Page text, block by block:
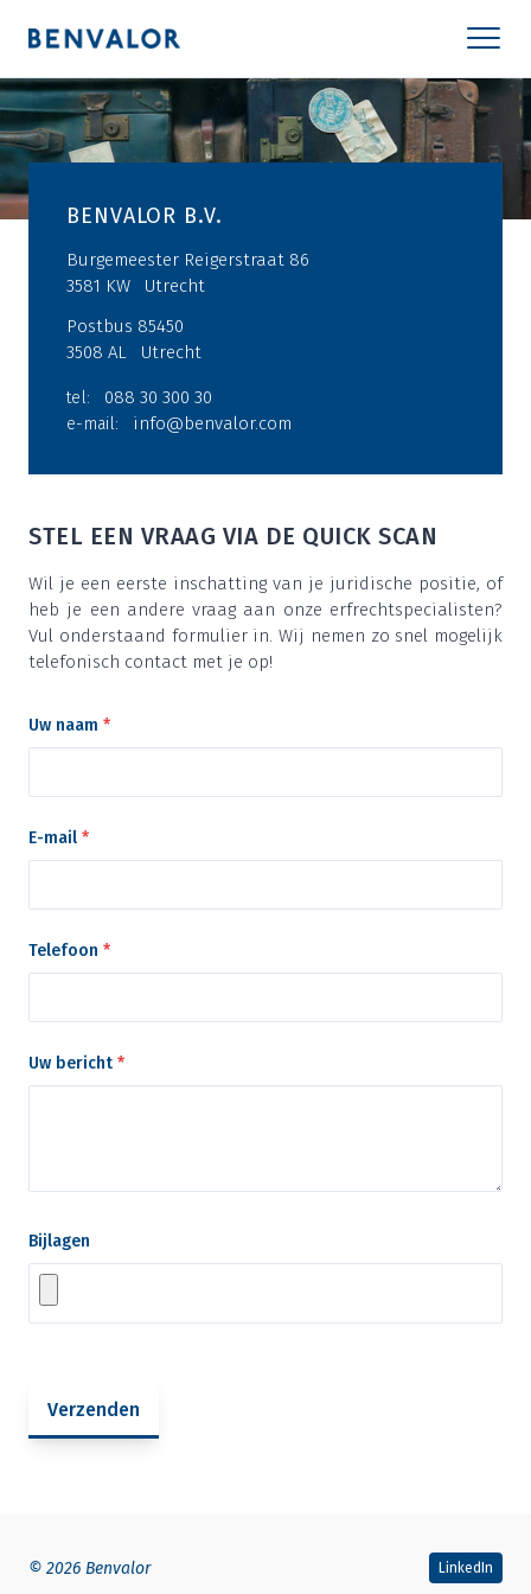
BENVALOR B.V.
Burgemeester Reigerstraat 86
3581 KW
Utrecht
Postbus 85450
3508 AL
Utrecht
tel: 088 30 300 30
e-mail: info@benvalor.com
STEL EEN VRAAG VIA DE QUICK SCAN
Wil je een eer­ste inschat­ting van je juri­di­sche posi­tie, of
heb je een ande­re vraag aan onze erf­recht­spe­ci­a­lis­ten?
Vul onder­staand for­mu­lier in. Wij nemen zo snel moge­lijk
tele­fo­nisch con­tact met je op!
Uw naam *
E-mail *
Telefoon *
Uw bericht *
Bijlagen
Verzenden
© 2026 Benvalor LinkedIn